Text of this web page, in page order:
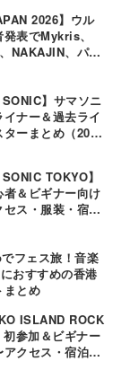
2026】ウル
発表でMykris、
NAKAJIN、パソ
SONIC】サマソニ
ナー＆過去ライ
ーまとめ（2000
TOKYO】
＆ビギナー向け
ス・服装・宿泊
フェス旅！音楽
おすすめの香港
まとめ
ISLAND ROCK
参加＆ビギナー
クセス・宿泊・